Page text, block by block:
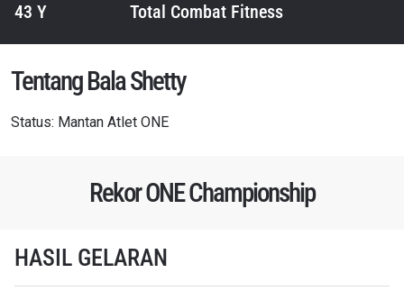
43 Y Total Combat Fitness
Tentang Bala Shetty
Status: Mantan Atlet ONE
Rekor ONE Championship
HASIL GELARAN